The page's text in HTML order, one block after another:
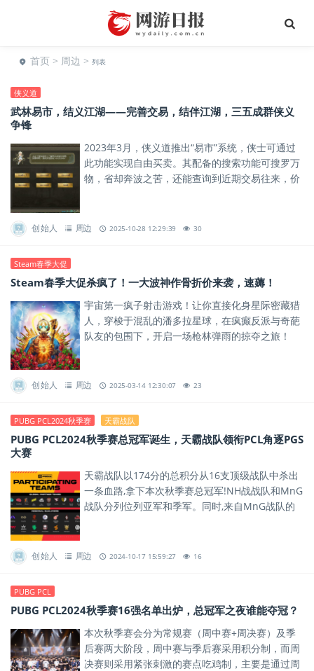
首页 > 周边 > 列表
侠义道
武林易市，结义江湖——完善交易，结伴江湖，三五成群侠义
争锋
2023年3月，侠义道推出“易市”系统，侠士可通过
此功能实现自由买卖。其配备的搜索功能可搜罗万
物，省却奔波之苦，还能查询到近期交易往来，价
创始人 周边 2025-10-28 12:29:39 30
Steam春季大促
Steam春季大促杀疯了！一大波神作骨折价来袭，速薅！
宇宙第一疯子射击游戏！让你直接化身星际密藏猎
人，穿梭于混乱的潘多拉星球，在疯癫反派与奇葩
队友的包围下，开启一场枪林弹雨的掠夺之旅！
创始人 周边 2025-03-14 12:30:07 23
PUBG PCL2024秋季赛 天霸战队
PUBG PCL2024秋季赛总冠军诞生，天霸战队领衔PCL角逐PGS
大赛
天霸战队以174分的总积分从16支顶级战队中杀出
一条血路,拿下本次秋季赛总冠军!NH战战队和MnG
战队分列位列亚军和季军。同时,来自MnG战队的
创始人 周边 2024-10-17 15:59:27 16
PUBG PCL
PUBG PCL2024秋季赛16强名单出炉，总冠军之夜谁能夺冠？
本次秋季赛会分为常规赛（周中赛+周决赛）及季
后赛两大阶段，周中赛与季后赛采用积分制，而周
决赛则采用紧张刺激的赛点吃鸡制，主要是通过周